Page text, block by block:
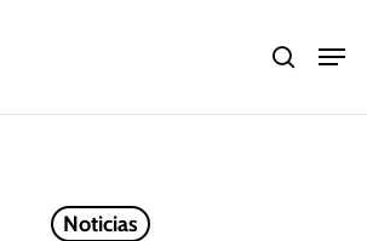
search
Noticias